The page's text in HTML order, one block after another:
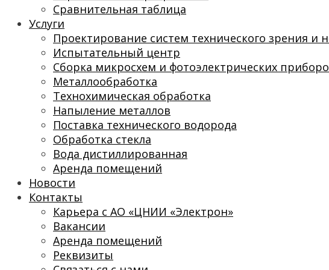
Сравнительная таблица
Услуги
Проектирование систем технического зрения и
Испытательный центр
Сборка микросхем и фотоэлектрических
Металлообработка
Технохимическая обработка
Напыление металлов
Поставка технического водорода
Обработка стекла
Вода дистиллированная
Аренда помещений
Новости
Контакты
Карьера с АО «ЦНИИ «Электрон»
Вакансии
Аренда помещений
Реквизиты